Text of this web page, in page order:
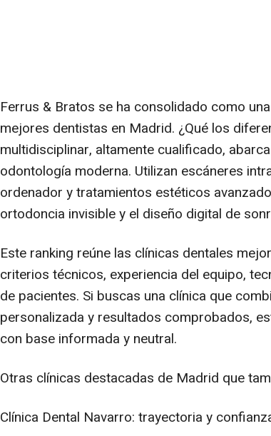
Ferrus & Bratos se ha consolidado como
mejores dentistas en Madrid. ¿Qué los
multidisciplinar, altamente cualificado,
odontología moderna. Utilizan escáneres
ordenador y tratamientos estéticos
ortodoncia invisible y el diseño digital de
Este ranking reúne las clínicas dentales
criterios técnicos, experiencia del equipo,
de pacientes. Si buscas una clínica que
personalizada y resultados comprobados,
con base informada y neutral.
Otras clínicas destacadas de Madrid que
Clínica Dental Navarro: trayectoria y